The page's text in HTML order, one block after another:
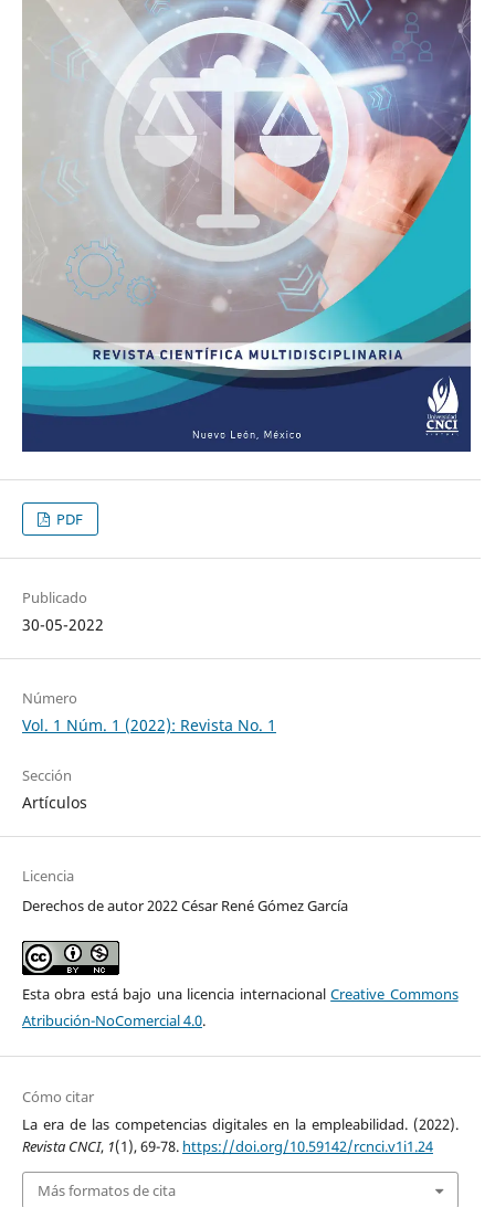
PDF
Publicado
30-05-2022
Número
Vol. 1 Núm. 1 (2022): Revista No. 1
Sección
Artículos
Licencia
Derechos de autor 2022 César René Gómez García
Esta obra está bajo una licencia internacionalCreative Commons
Atribución-NoComercial 4.0.
Cómo citar
La era de las competencias digitales en la empleabilidad. (2022).
Revista CNCI, 1(1), 69-78. https://doi.org/10.59142/rcnci.v1i1.24
Más formatos de cita